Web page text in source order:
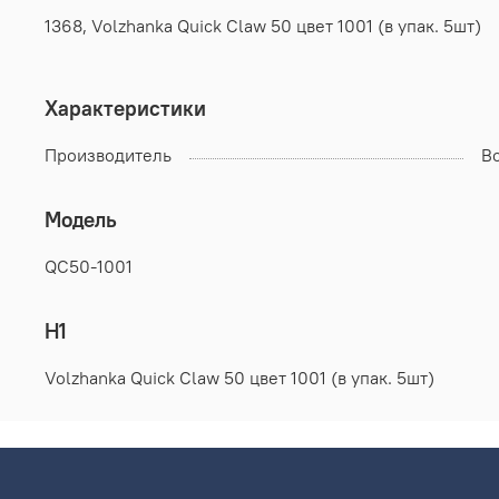
1368, Volzhanka Quick Claw 50 цвет 1001 (в упак. 5шт)
Характеристики
Производитель
Модель
QC50-1001
H1
Volzhanka Quick Claw 50 цвет 1001 (в упак. 5шт)